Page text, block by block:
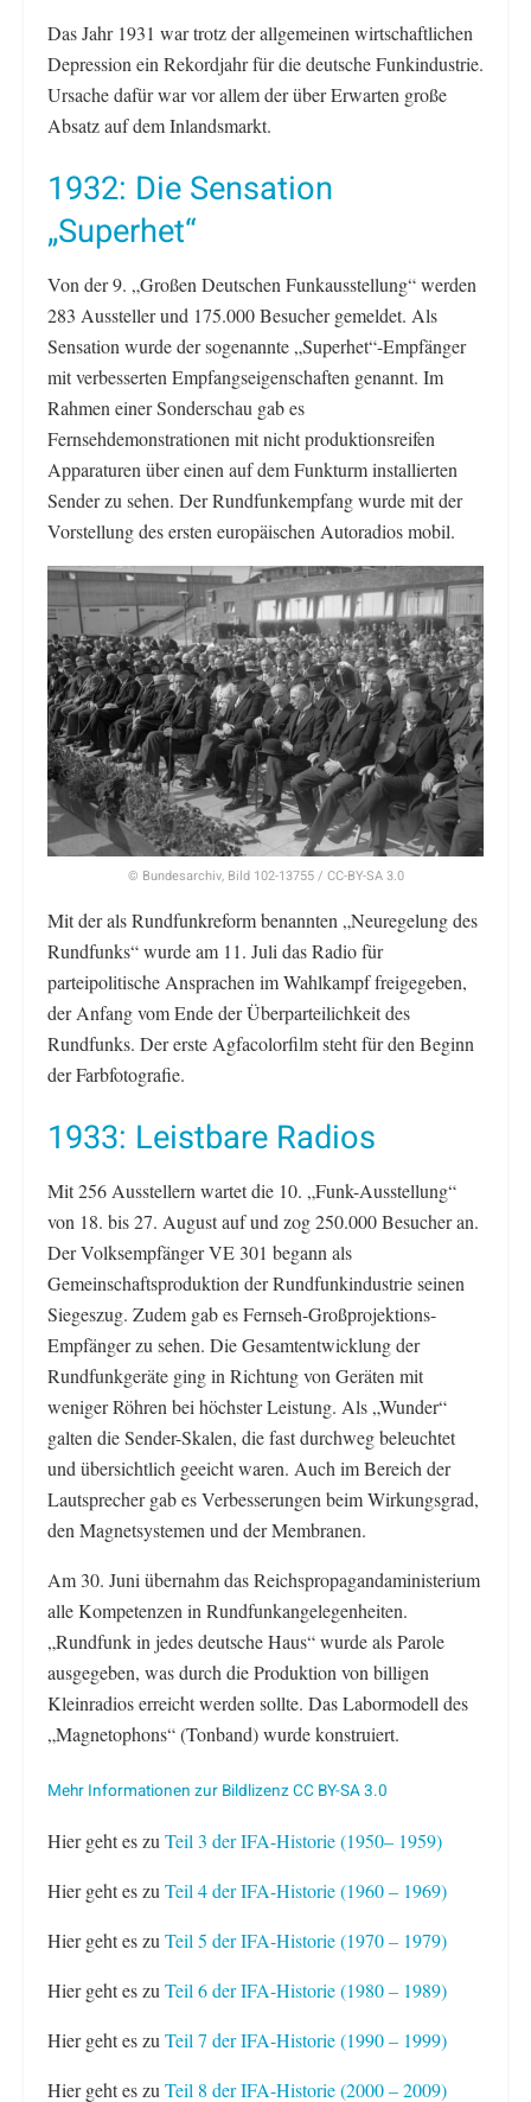
Das Jahr 1931 war trotz der allgemeinen wirtschaftlichen
Depression ein Rekordjahr für die deutsche Funkindustrie.
Ursache dafür war vor allem der über Erwarten große
Absatz auf dem Inlandsmarkt.
1932: Die Sensation
„Superhet“
Von der 9. „Großen Deutschen Funkausstellung“ werden
283 Aussteller und 175.000 Besucher gemeldet. Als
Sensation wurde der sogenannte „Superhet“-Empfänger
mit verbesserten Empfangseigenschaften genannt. Im
Rahmen einer Sonderschau gab es
Fernsehdemonstrationen mit nicht produktionsreifen
Apparaturen über einen auf dem Funkturm installierten
Sender zu sehen. Der Rundfunkempfang wurde mit der
Vorstellung des ersten europäischen Autoradios mobil.
© Bundesarchiv, Bild 102-13755 / CC-BY-SA 3.0
Mit der als Rundfunkreform benannten „Neuregelung des
Rundfunks“ wurde am 11. Juli das Radio für
parteipolitische Ansprachen im Wahlkampf freigegeben,
der Anfang vom Ende der Überparteilichkeit des
Rundfunks. Der erste Agfacolorfilm steht für den Beginn
der Farbfotografie.
1933: Leistbare Radios
Mit 256 Ausstellern wartet die 10. „Funk-Ausstellung“
von 18. bis 27. August auf und zog 250.000 Besucher an.
Der Volksempfänger VE 301 begann als
Gemeinschaftsproduktion der Rundfunkindustrie seinen
Siegeszug. Zudem gab es Fernseh-Großprojektions-
Empfänger zu sehen. Die Gesamtentwicklung der
Rundfunkgeräte ging in Richtung von Geräten mit
weniger Röhren bei höchster Leistung. Als „Wunder“
galten die Sender-Skalen, die fast durchweg beleuchtet
und übersichtlich geeicht waren. Auch im Bereich der
Lautsprecher gab es Verbesserungen beim Wirkungsgrad,
den Magnetsystemen und der Membranen.
Am 30. Juni übernahm das Reichspropagandaministerium
alle Kompetenzen in Rundfunkangelegenheiten.
„Rundfunk in jedes deutsche Haus“ wurde als Parole
ausgegeben, was durch die Produktion von billigen
Kleinradios erreicht werden sollte. Das Labormodell des
„Magnetophons“ (Tonband) wurde konstruiert.
Mehr Informationen zur Bildlizenz CC BY-SA 3.0
Hier geht es zu Teil 3 der IFA-Historie (1950– 1959)
Hier geht es zu Teil 4 der IFA-Historie (1960 – 1969)
Hier geht es zu Teil 5 der IFA-Historie (1970 – 1979)
Hier geht es zu Teil 6 der IFA-Historie (1980 – 1989)
Hier geht es zu Teil 7 der IFA-Historie (1990 – 1999)
Hier geht es zu Teil 8 der IFA-Historie (2000 – 2009)